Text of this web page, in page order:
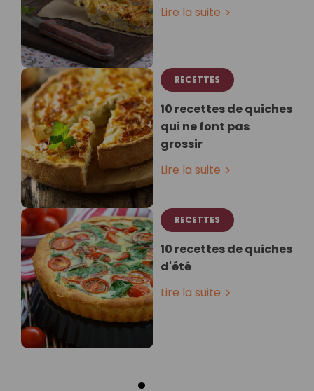
Lire la suite
RECETTES
10 recettes de quiches
qui ne font pas
grossir
Lire la suite
RECETTES
10 recettes de quiches
d'été
Lire la suite